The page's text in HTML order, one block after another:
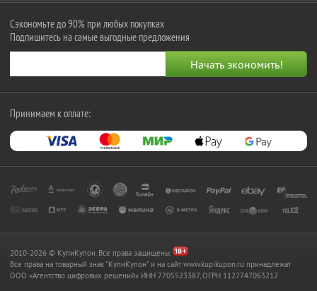
Сэкономьте до 90% при любых покупках
Подпишитесь на самые выгодные предложения
Принимаем к оплате:
2010-2026 © КупиКупон. Все права защищены.
Все права на товарный знак "КупиКупон" и на сайт www.kupikupon.ru принадлежат
OOO «Агентство цифровых решений» ИНН 7705523387, ОГРН 1127747063212